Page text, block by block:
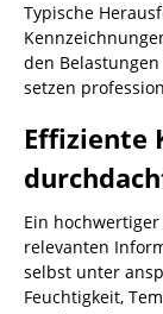
Typische
den
setzen
Effiziente
Ein hochwertiger
relevanten
selbst unter
Feuchtigkeit,